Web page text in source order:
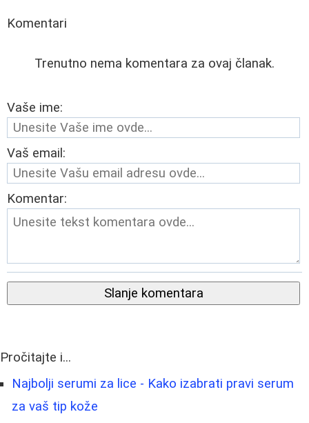
Komentari
Trenutno nema komentara za ovaj članak.
Vaše ime:
Vaš email:
Komentar:
Slanje komentara
Pročitajte i...
Najbolji serumi za lice - Kako izabrati pravi serum
za vaš tip kože